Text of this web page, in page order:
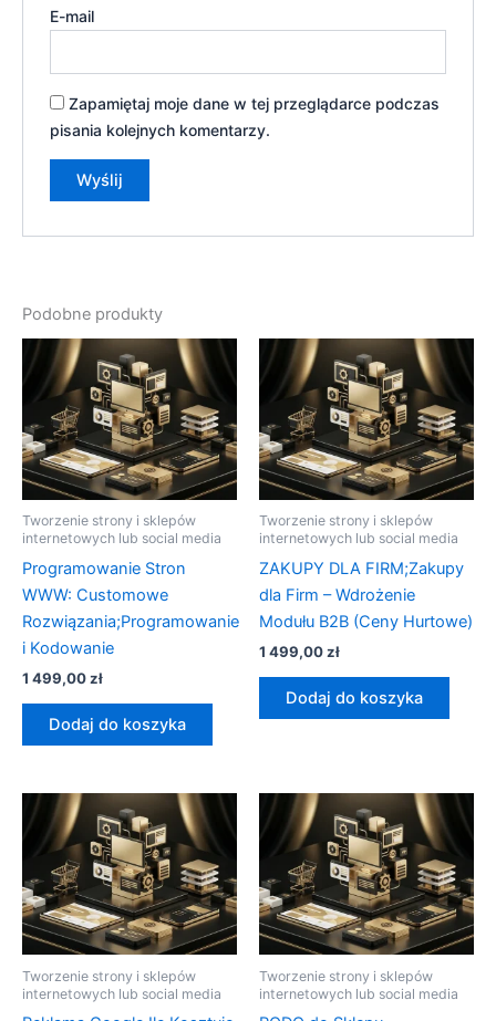
E-mail
Zapamiętaj moje dane w tej przeglądarce podczas
pisania kolejnych komentarzy.
Podobne produkty
Tworzenie strony i sklepów
internetowych lub social media
Programowanie Stron
WWW: Customowe
Rozwiązania;Programowanie
i Kodowanie
1 499,00zł
Dodaj do koszyka
Tworzenie strony i sklepów
internetowych lub social media
ZAKUPY DLA FIRM;Zakupy
dla Firm – Wdrożenie
Modułu B2B (Ceny Hurtowe)
1 499,00zł
Dodaj do koszyka
Tworzenie strony i sklepów
internetowych lub social media
Tworzenie strony i sklepów
internetowych lub social media